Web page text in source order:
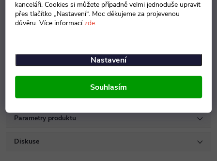
kanceláři. Cookies si můžete případně velmi jednoduše upravit
přes tlačítko „Nastavení“. Moc děkujeme za projevenou
důvěru. Více informacízde.
Nastavení
Souhlasím
Buk Javor Calvados
Parametry produktu
Diskuse